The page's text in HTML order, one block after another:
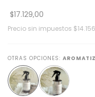
$17.129,00
Precio sin impuestos
OTRAS OPCIONES: